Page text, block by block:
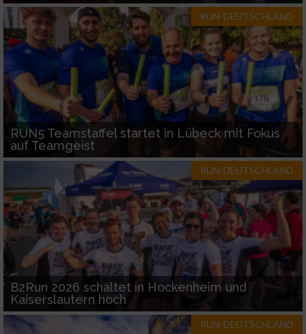
RUN-DEUTSCHLAND
RUN5 Teamstaffel startet in Lübeck mit Fokus
auf Teamgeist
RUN-DEUTSCHLAND
B2Run 2026 schaltet in Hockenheim und
Kaiserslautern hoch
RUN-DEUTSCHLAND